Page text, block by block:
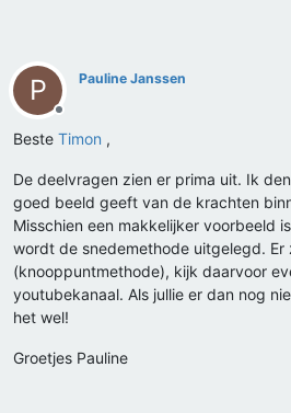
P
Offline
Pauline Janssen
Beste Timon ,
De deelvragen zien er prima uit. Ik
goed beeld geeft van de krachten
Misschien een makkelijker voorbeeld is
wordt de snedemethode uitgelegd. Er
(knooppuntmethode), kijk daarvoor
youtubekanaal. Als jullie er dan nog
het wel!
Groetjes Pauline